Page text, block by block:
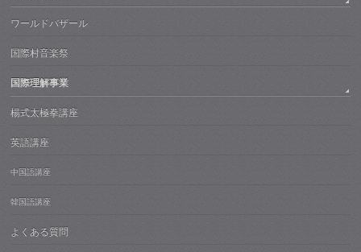
ワールドバザール
国際村音楽祭
国際理解事業
楊式太極拳講座
英語講座
中国語講座
韓国語講座
よくある質問